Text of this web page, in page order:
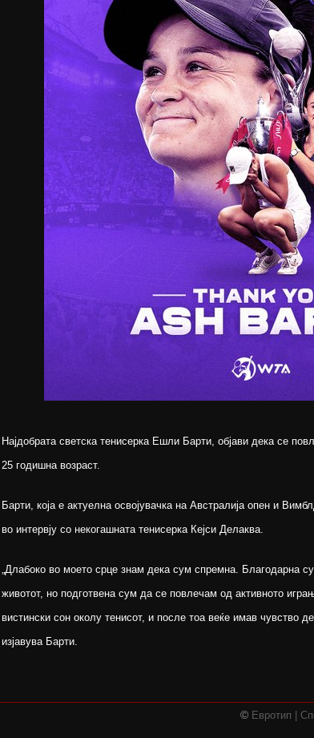
Најдобрата светска тенисерка Ешли Барти, објави дека се
25 годишна возраст.
Барти, која е актуелна освојувачка на Австралија опен и
во интервју со некогашната тенисерка Кејси Делаква.
„Длабоко во моето срце знам дека сум спремна. Благодарна
животот, но подготвена сум да се повлечам од активното
вистински сон околу тенисот, и после тоа веќе имав чувство
изјавува Барти.
© Евротип |